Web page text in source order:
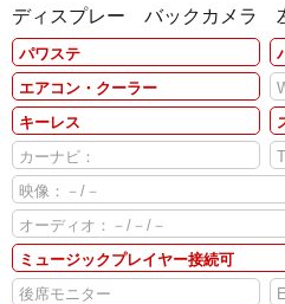
ディスプレー バックカメラ
パワステ
エアコン・クーラー
キーレス
カーナビ：
映像：－/－
オーディオ：－/－/－
ミュージックプレイヤー接続可
後席モニター